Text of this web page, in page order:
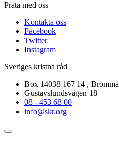
Prata med oss
Kontakta oss
Facebook
Twitter
Instagram
Sveriges kristna råd
Box 14038 167 14 , Bromma
Gustavslundsvägen 18
08 - 453 68 00
info@skr.org